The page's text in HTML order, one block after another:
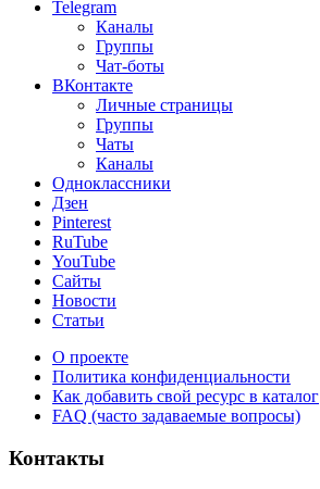
Telegram
Каналы
Группы
Чат-боты
ВКонтакте
Личные страницы
Группы
Чаты
Каналы
Одноклассники
Дзен
Pinterest
RuTube
YouTube
Сайты
Новости
Статьи
О проекте
Политика конфиденциальности
Как добавить свой ресурс в каталог
FAQ (часто задаваемые вопросы)
Контакты